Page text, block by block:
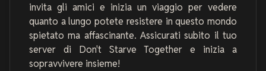
invita gli amici e inizia un viaggio per vedere
quanto a lungo potete resistere in questo mondo
spietato ma affascinante. Assicurati subito il tuo
server di Don't Starve Together e inizia a
sopravvivere insieme!